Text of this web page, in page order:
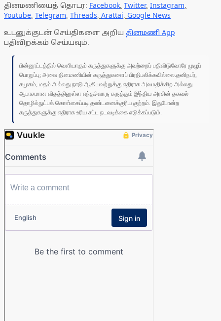
தினமணியைத் தொடர: Facebook, Twitter, Instagram,
Youtube, Telegram, Threads, Arattai, Google News
உடனுக்குடன் செய்திகளை அறிய தினமணி App
பதிவிறக்கம் செய்யவும்.
பின்னூட்டத்தில் வெளியாகும் கருத்துகளுக்கு அவற்றைப் பதிவிடுவோரே முழுப்
பொறுப்பு; அவை தினமணியின் கருத்துகளைப் பிரதிபலிக்கவில்லை.தனிநபர்,
சமூகம், மதம் அல்லது நாடு ஆகியவற்றுக்கு எதிராக அவமதிக்கிற அல்லது
ஆபாசமான விதத்திலுள்ள எந்தவொரு கருத்தும் இந்திய அரசின் தகவல்
தொழில்நுட்பக் கொள்கைப்படி தண்டனைக்குரிய குற்றம். இதுபோன்ற
கருத்துகளுக்கு எதிராக உரிய சட்ட நடவடிக்கை எடுக்கப்படும்.